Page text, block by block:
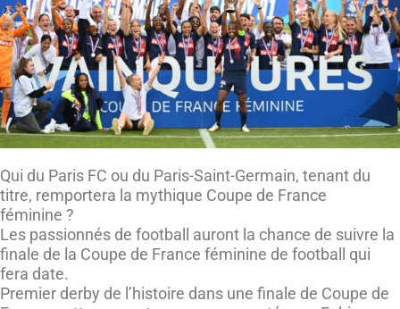
Qui du Paris FC ou du Paris-Saint-Germain, tenant du
titre, remportera la mythique Coupe de France
féminine ?
Les passionnés de football auront la chance de suivre la
finale de la Coupe de France féminine de football qui
fera date.
Premier derby de l’histoire dans une finale de Coupe de